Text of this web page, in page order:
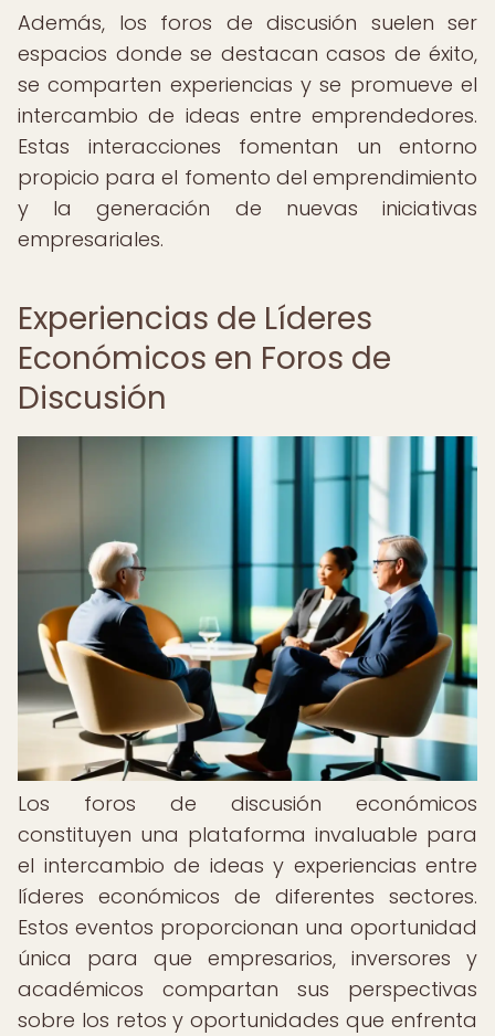
Además, los foros de discusión suelen ser
espacios donde se destacan casos de éxito,
se comparten experiencias y se promueve el
intercambio de ideas entre emprendedores.
Estas interacciones fomentan un entorno
propicio para el fomento del emprendimiento
y la generación de nuevas iniciativas
empresariales.
Experiencias de Líderes
Económicos en Foros de
Discusión
Los foros de discusión económicos
constituyen una plataforma invaluable para
el intercambio de ideas y experiencias entre
líderes económicos de diferentes sectores.
Estos eventos proporcionan una oportunidad
única para que empresarios, inversores y
académicos compartan sus perspectivas
sobre los retos y oportunidades que enfrenta